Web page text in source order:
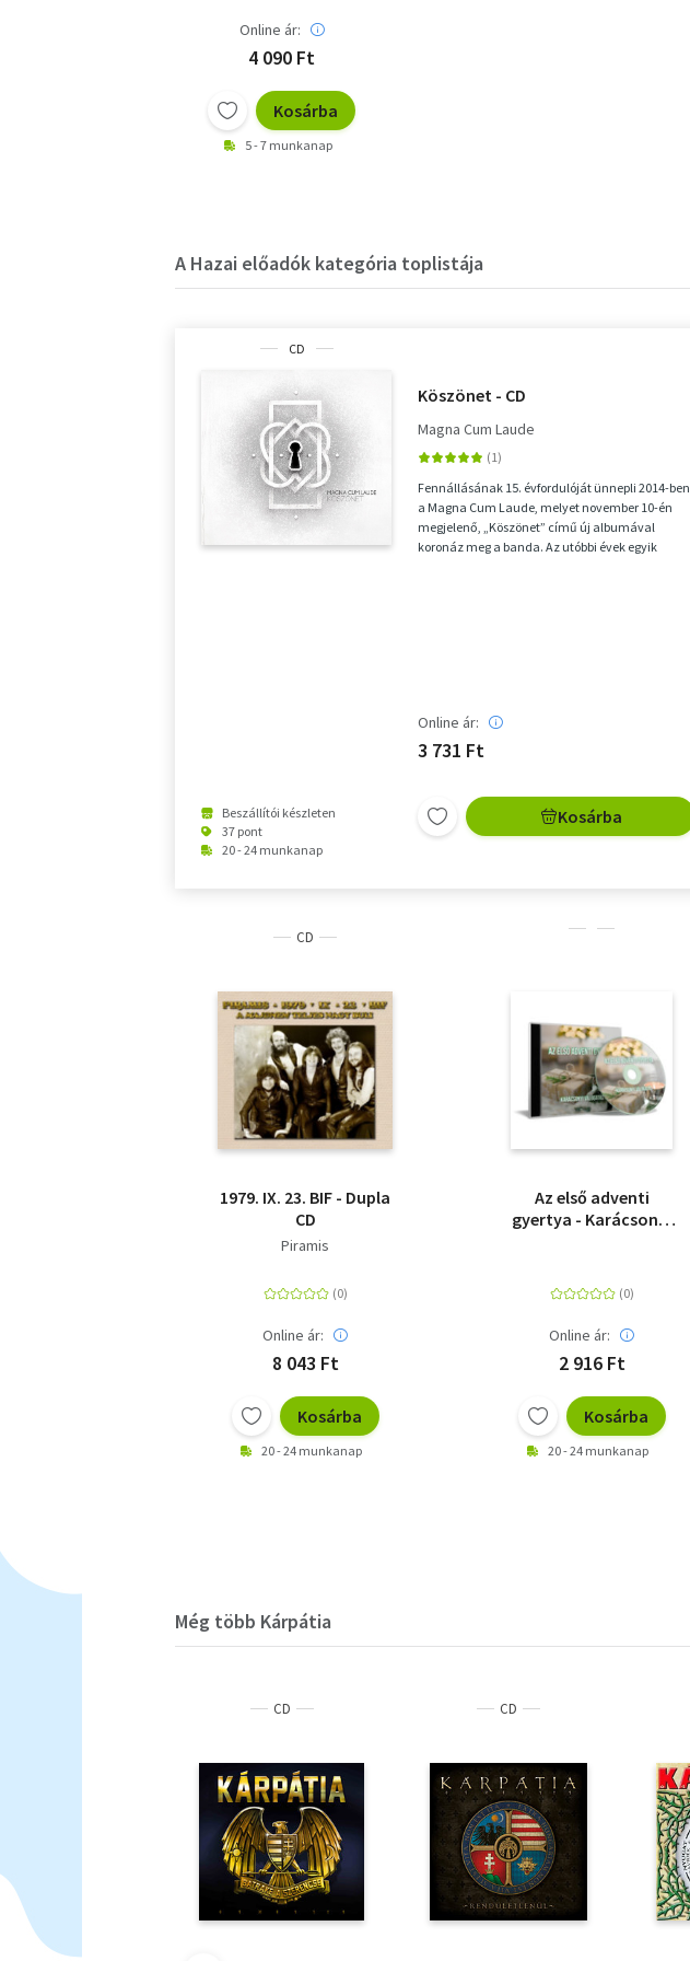
Online ár:
4 090 Ft
Kosárba
5 - 7 munkanap
A Hazai előadók kategória toplistája
CD
Beszállítói készleten
37 pont
20 - 24 munkanap
Köszönet - CD
Magna Cum Laude
Fennállásának 15. évfordulóját ünnepli 2014-ben
a Magna Cum Laude, melyet november 10-én
megjelenő, „Köszönet” című új albumával
koronáz meg a banda. Az utóbbi évek egyik
Online ár:
3 731 Ft
Kosárba
CD
1979. IX. 23. BIF - Dupla
CD
Piramis
Online ár:
8 043 Ft
Kosárba
20 - 24 munkanap
Az első adventi
gyertya - Karácsonyi
Online ár:
2 916 Ft
Kosárba
20 - 24 munkanap
Még több Kárpátia
CD CD